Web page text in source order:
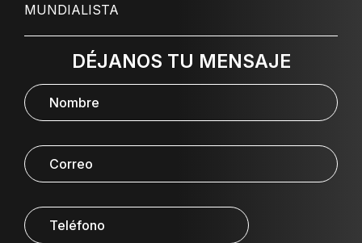
MUNDIALISTA
DÉJANOS TU MENSAJE